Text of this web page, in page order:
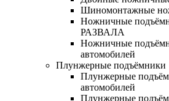
Шиномонтажные
Ножничные
РАЗВАЛА
Ножничные
автомобилей
Плунжерные подъёмники
Плунжерные
автомобилей
Плунжерные